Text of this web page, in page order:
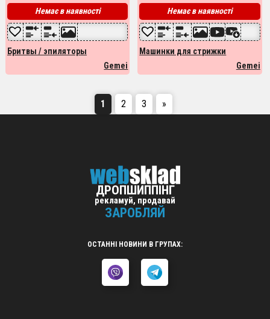
Немає в наявності
Бритвы / эпиляторы
Gemei
чоловіча
Немає в наявності
Машинки для стрижки
Gemei
1 2 3 »
ДРОПШИППІНГ
рекламуй, продавай
ЗАРОБЛЯЙ
ОСТАННІ НОВИНИ В ГРУПАХ: